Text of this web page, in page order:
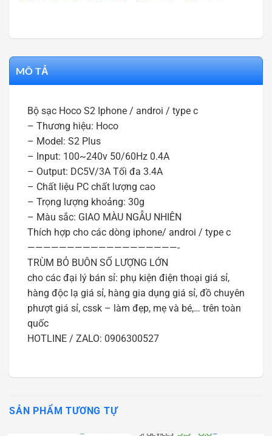
MÔ TẢ
Bộ sạc Hoco S2 Iphone / androi / type c
– Thương hiệu: Hoco
– Model: S2 Plus
– Input: 100~240v 50/60Hz 0.4A
– Output: DC5V/3A Tối đa 3.4A
– Chất liệu PC chất lượng cao
– Trọng lượng khoảng: 30g
– Màu sắc: GIAO MÀU NGẪU NHIÊN
Thích hợp cho các dòng iphone/ androi / type c
———————————————————-
TRÙM BỎ BUÔN SỐ LƯỢNG LỚN
cho các đại lý bán sỉ: phụ kiện điện thoại giá sỉ,
hàng độc lạ giá sỉ, hàng gia dụng giá sỉ, đồ chuyên
phượt giá sỉ, cssk – làm đẹp, mẹ và bé,… trên toàn
quốc
HOTLINE / ZALO: 0906300527
SẢN PHẨM TƯƠNG TỰ